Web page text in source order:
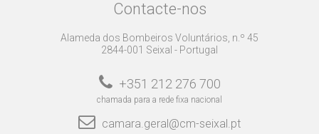
Contacte-nos
Alameda dos Bombeiros Voluntários, n.º 45
2844-001 Seixal - Portugal
+351 212 276 700
chamada para a rede fixa nacional
camara.geral@cm-seixal.pt